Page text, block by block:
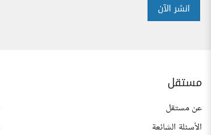
انشر الآن
مستقل
عن مستقل
الأسئلة الشائعة